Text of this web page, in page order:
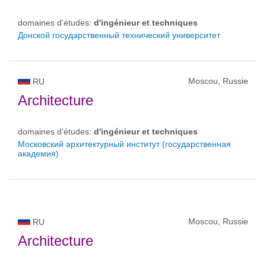
domaines d'études: d'ingénieur et techniques
Донской государственный технический университет
RU Moscou, Russie
Architecture
domaines d'études: d'ingénieur et techniques
Московский архитектурный институт (государственная
академия)
RU Moscou, Russie
Architecture